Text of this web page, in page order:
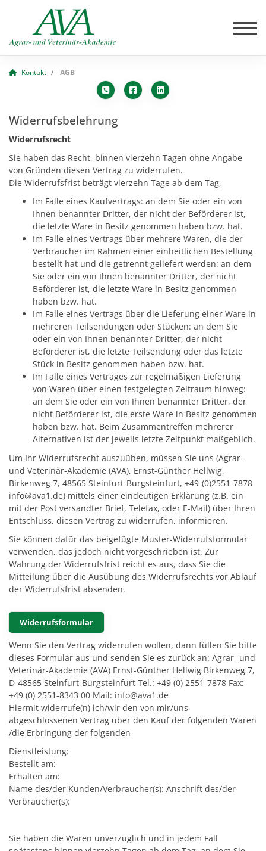
Kontakt AGB
Widerrufsbelehrung
Widerrufsrecht
Sie haben das Recht, binnen vierzehn Tagen ohne Angabe
von Gründen diesen Vertrag zu widerrufen.
Die Widerrufsfrist beträgt vierzehn Tage ab dem Tag,
Im Falle eines Kaufvertrags: an dem Sie oder ein von
Ihnen benannter Dritter, der nicht der Beförderer ist,
die letzte Ware in Besitz genommen haben bzw. hat.
Im Falle eines Vertrags über mehrere Waren, die der
Verbraucher im Rahmen einer einheitlichen Bestellung
bestellt hat und die getrennt geliefert werden: an dem
Sie oder ein von Ihnen benannter Dritter, der nicht
Beförderer ist, die letzte Ware in Besitz genommen
haben bzw. hat.
Im Falle eines Vertrags über die Lieferung einer Ware in
mehreren Teilsendungen oder Stücken: an dem Sie
oder ein von Ihnen benannter Dritter, der nicht
Beförderer ist, die letzte Teilsendung oder das letzte
Stück in Besitz genommen haben bzw. hat.
Im Falle eines Vertrages zur regelmäßigen Lieferung
von Waren über einen festgelegten Zeitraum hinweg:
an dem Sie oder ein von Ihnen benannter Dritter, der
nicht Beförderer ist, die erste Ware in Besitz genommen
haben bzw. hat. Beim Zusammentreffen mehrerer
Alternativen ist der jeweils letzte Zeitpunkt maßgeblich.
Um Ihr Widerrufsrecht auszuüben, müssen Sie uns (Agrar-
und Veterinär-Akademie (AVA), Ernst-Günther Hellwig,
Birkenweg 7, 48565 Steinfurt-Burgsteinfurt, +49-(0)2551-7878
info@ava1.de) mittels einer eindeutigen Erklärung (z.B. ein
mit der Post versandter Brief, Telefax, oder E-Mail) über Ihren
Entschluss, diesen Vertrag zu widerrufen, informieren.
Sie können dafür das beigefügte Muster-Widerrufsformular
verwenden, das jedoch nicht vorgeschrieben ist. Zur
Wahrung der Widerrufsfrist reicht es aus, dass Sie die
Mitteilung über die Ausübung des Widerrufsrechts vor Ablauf
der Widerrufsfrist absenden.
Widerrufsformular
Wenn Sie den Vertrag widerrufen wollen, dann füllen Sie bitte
dieses Formular aus und senden Sie es zurück an: Agrar- und
Veterinär-Akademie (AVA) Ernst-Günther Hellwig Birkenweg 7,
D-48565 Steinfurt-Burgsteinfurt Tel.: +49 (0) 2551-7878 Fax:
+49 (0) 2551-8343 00 Mail: info@ava1.de
Hiermit widerrufe(n) ich/wir den von mir/uns
abgeschlossenen Vertrag über den Kauf der folgenden Waren
/die Erbringung der folgenden
Dienstleistung:
Bestellt am:
Erhalten am:
Name des/der Kunden/Verbraucher(s): Anschrift des/der
Verbraucher(s):
Sie haben die Waren unverzüglich und in jedem Fall